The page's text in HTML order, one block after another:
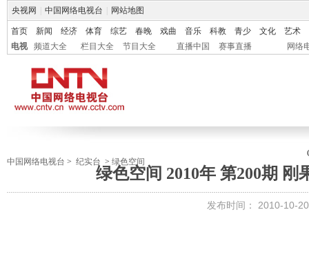
央视网 中国网络电视台 网站地图
首页 新闻 经济 体育 综艺 春晚 戏曲 音乐 科教 青少 文化
艺术
电视
频道大全 栏目大全 节目大全 直播中国 赛事直播 网络
中国网络电视台 > 纪实台 > 绿色空间
绿色空间 2010年 第200期 刚
发布时间： 2010-10-